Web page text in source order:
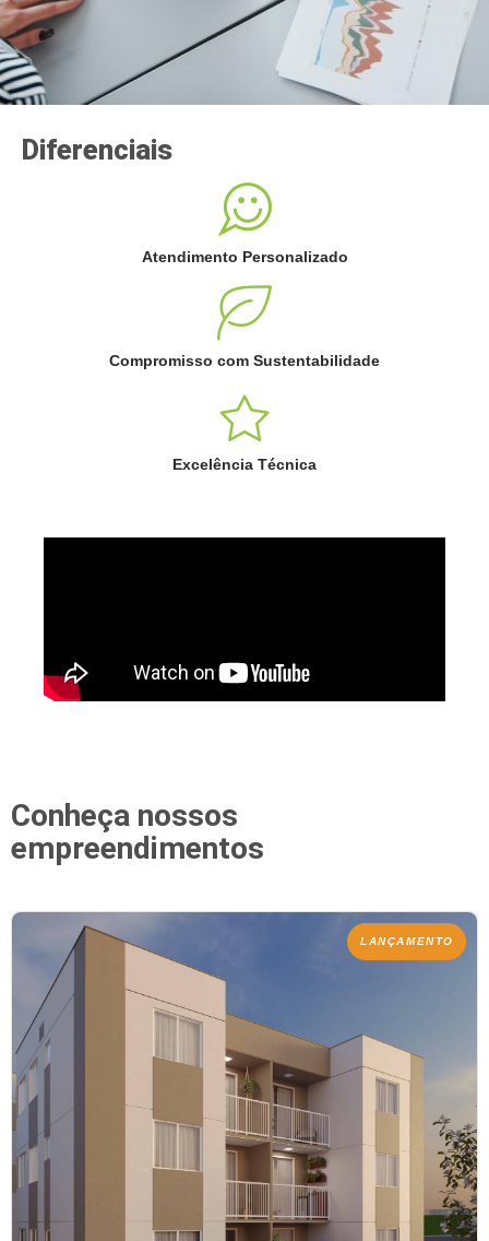
Diferenciais
Atendimento Personalizado
Compromisso com Sustentabilidade
Excelência Técnica
Conheça nossos
empreendimentos
LANÇAMENTO